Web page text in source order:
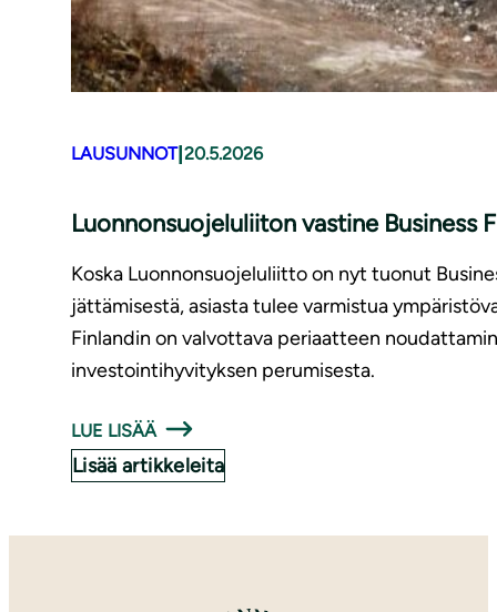
LAUSUNNOT| 20.5.2026
Luonnonsuojeluliiton vastine Business
Koska Luonnonsuojeluliitto on nyt tuonut
jättämisestä, asiasta tulee varmistua
Finlandin on valvottava periaatteen
investointihyvityksen perumisesta.
LUE LISÄÄ
Lisää artikkeleita